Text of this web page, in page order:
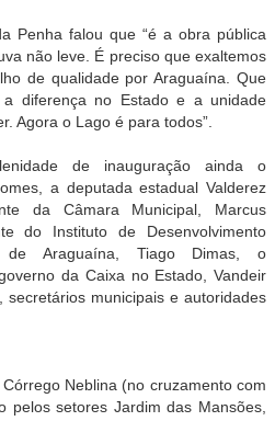
Penha falou que “é a obra pública
não leve. É preciso que exaltemos
de qualidade por Araguaína. Que
a diferença no Estado e a unidade
Agora o Lago é para todos”.
de inauguração ainda o
a deputada estadual Valderez
da Câmara Municipal, Marcus
do Instituto de Desenvolvimento
de Araguaína, Tiago Dimas, o
da Caixa no Estado, Vandeir
municipais e autoridades
Neblina (no cruzamento com
pelos setores Jardim das Mansões,